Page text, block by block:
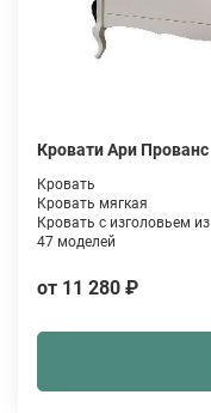
Кровати Ари Прованс
Кровать
Кровать мягкая
Кровать с изголовьем
47 моделей
от 11 280 ₽